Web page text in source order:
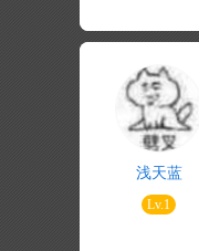
浅天蓝
Lv.1